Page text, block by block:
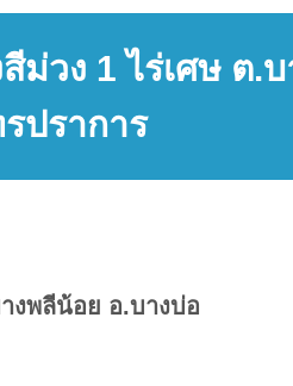
วง 1 ไร่เศษ ต.
ปราการ
งพลีน้อย อ.บางบ่อ